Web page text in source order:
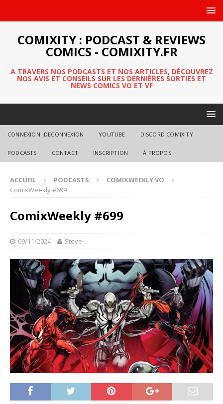
COMIXITY : PODCAST & REVIEWS
COMICS - COMIXITY.FR
A TRAVERS NOS PODCASTS ET NOS ARTICLES, DÉCOUVREZ
NOS AVIS ET CONSEILS SUR LES DERNIÈRES SORTIES ET
NEWS COMICS VO ET VF
CONNEXION|DECONNEXION YOUTUBE DISCORD COMIXITY
PODCASTS CONTACT INSCRIPTION À PROPOS
ACCUEIL PODCASTS
COMIXWEEKLY VO
ComixWeekly #699
ComixWeekly #699
09/11/2024 Steve